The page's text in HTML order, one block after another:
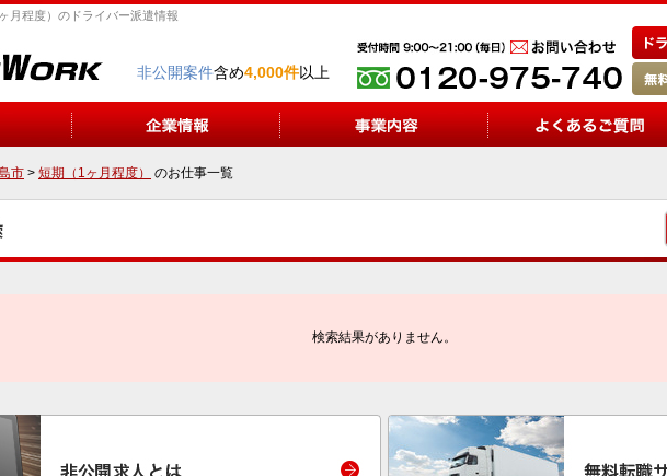
月程度）のドライバー派遣情報
非公開案件含め4,000件以上
市 > 短期（1ヶ月程度） のお仕事一覧
検索結果がありません。